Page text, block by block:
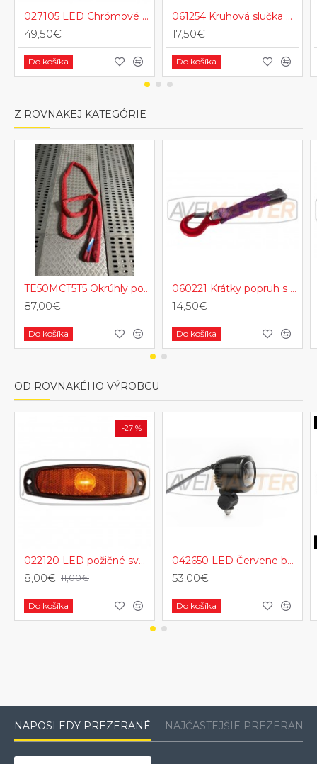
027105 LED Chrómové zadné svetlo hmlové + spiatočka biela
49,50€
Do košíka
061254 Kruhová slučka Dvojvrstvová, Nekonečná slučka, Žltá WLL 3000 kg
17,50€
Do košíka
Z ROVNAKEJ KATEGÓRIE
TE50MCT5T5 Okrúhly polyesterový zdvíhaci popruh s okami
87,00€
Do košíka
060221 Krátky popruh s hákom k navijáku 330mm 1,2T (adaptér hákovy)
14,50€
Do košíka
OD ROVNAKÉHO VÝROBCU
-27 %
022120 LED požičné svetlo pre vodorovnú alebo zvislú montáž , oranžové 12/24 V
8,00€ 11,00€
Do košíka
042650 LED Červene bezpečnostné svetlo.
53,00€
Do košíka
NAPOSLEDY PREZERANÉ NAJČASTEJŠIE PREZERANÉ